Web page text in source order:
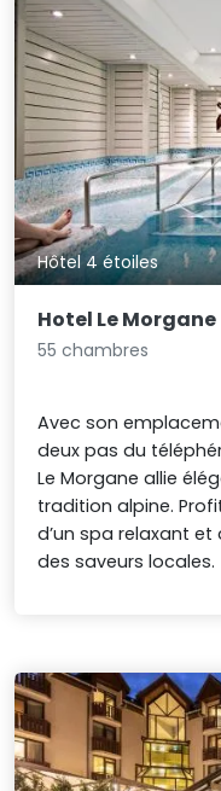
Hôtel 4 étoiles
Hotel Le Morgane
55 chambres
Avec son
deux pas du
Le Morgane allie
tradition alpine.
d’un spa relaxant et
des saveurs locales.